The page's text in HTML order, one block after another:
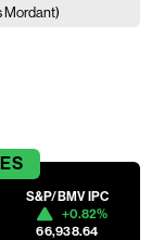
Mordant)
S&P/BMV IPC
+0.82%
66,938.64